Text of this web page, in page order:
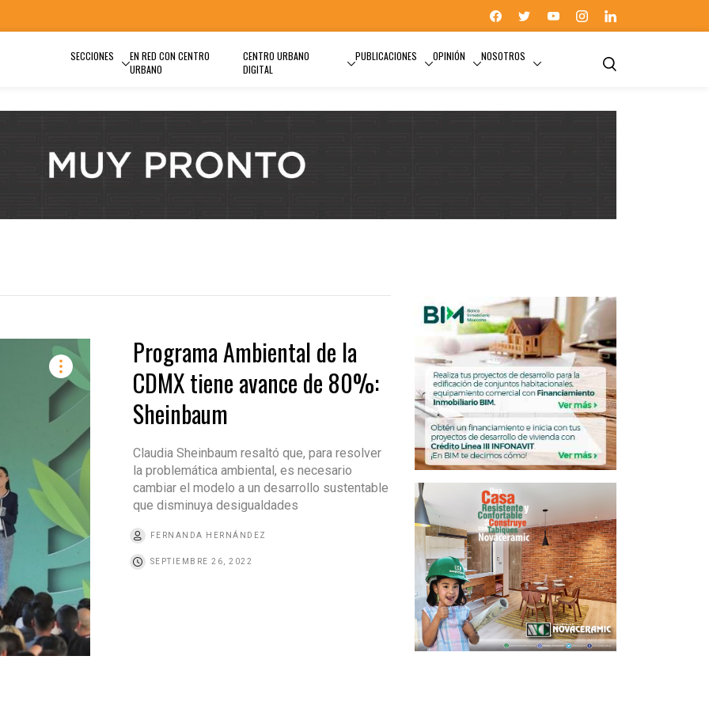
SECCIONES
EN RED CON CENTRO
URBANO
CENTRO URBANO
DIGITAL
PUBLICACIONES OPINIÓN NOSOTROS
Programa Ambiental de la
CDMX tiene avance de 80%:
Sheinbaum
Claudia Sheinbaum resaltó que, para resolver
la problemática ambiental, es necesario
cambiar el modelo a un desarrollo sustentable
que disminuya desigualdades
FERNANDA HERNÁNDEZ
SEPTIEMBRE 26, 2022
DESARROLLO SUSTENTABLE